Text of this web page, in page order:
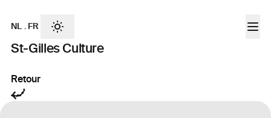
St-Gilles Culture
NL . FR
Retour